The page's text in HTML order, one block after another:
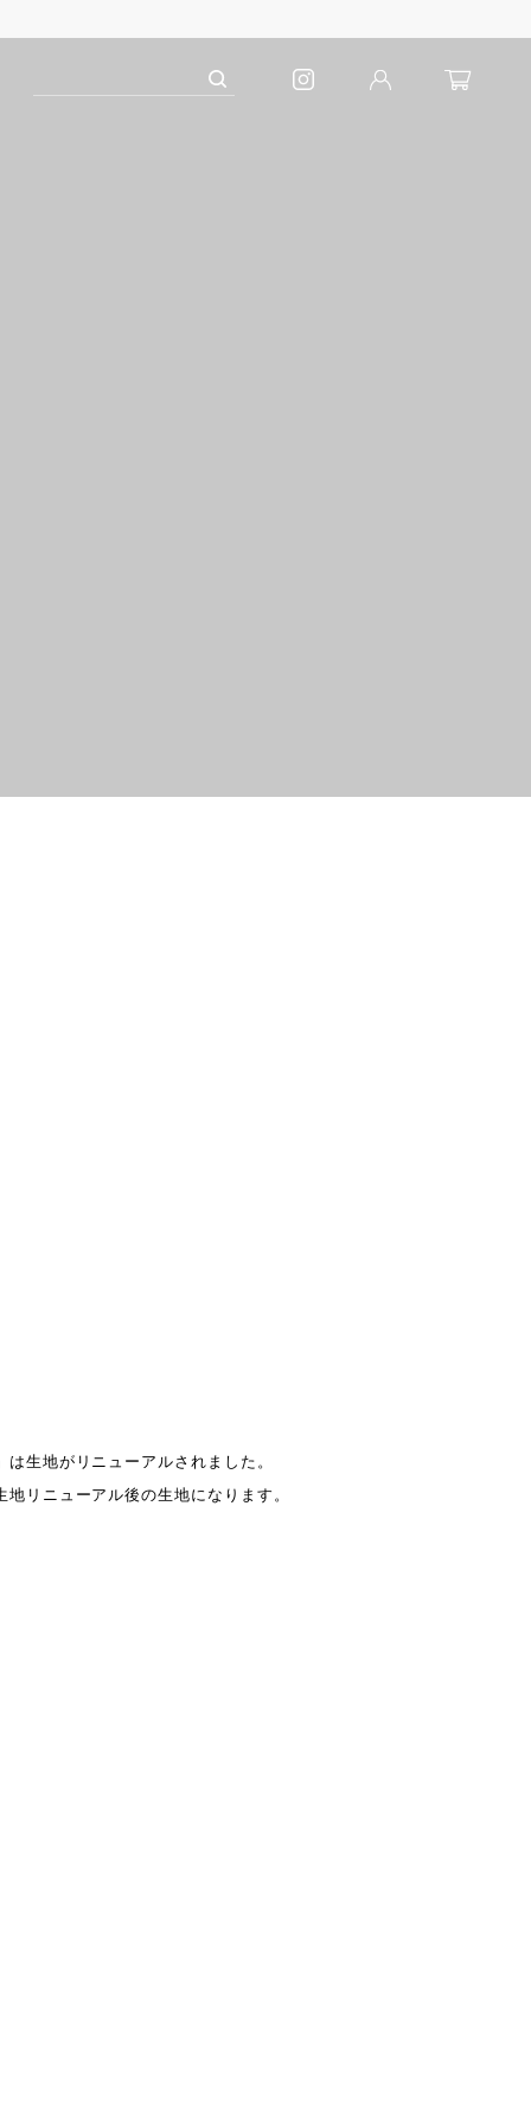
は生地がリニューアルされました。
地リニューアル後の生地になります。